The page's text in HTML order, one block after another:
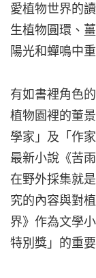
愛植物世界的
生植物圓環、
陽光和蟬鳴中
有如書裡角色
植物園裡的董
學家」及「作
最新小說《苦
在野外採集就
究的內容與對
界》作為文學
特別獎」的重